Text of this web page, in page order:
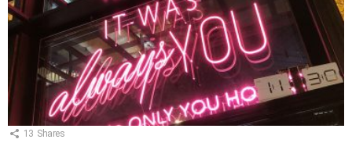
13 Shares